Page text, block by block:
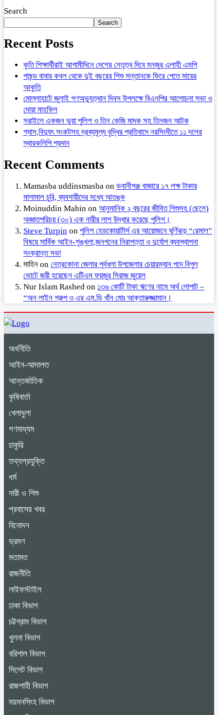
Search
Search
Recent Posts
কৃতি শিক্ষার্থীরাই আগামীদিনে দেশের নেতৃত্ব দিবে মনজুর এলাহী এমপি
পাষন্ড বাবার কবল থেকে দুই বছরের শিশু সন্তানকে ফিরে পেতে মায়ের
আকুতি
মোল্লাহাটে জুলাই গণঅভ্যুত্থান দিবস উপলক্ষে বিএনপির আলোচনা সভা ও
দোয়া মাহফিল
সরাইলে একজন ভুয়া পুলিশ ও তিন কেজি মাদক সহ তিনজন আটক
গ্যাস,বিদ্যুৎ সংকটসহ দ্রব্যমূল্য বৃদ্ধির প্রতিবাদে নরসিংদীতে ১১ দলের
স্বারকলিপি প্রদান
Recent Comments
Mamasba uddinsmasba on ভবানীগঞ্জ বাজারে ১৭ লক্ষ টাকার
মালামাল চুরি, ব্যবসায়ীদের মধ্যে আতঙ্ক
Moinuddin Mahin on আনুমানিক ২ বছরের জীবিত শিশুসহ (ছেলে)
অজ্ঞাতপরিচয় (৩০) এক নারীর লাশ উদ্ধার করেছে পুলিশ।
Steve Turpin on পুলিশ হেডকোয়ার্টার্স এর আয়োজনে ঘূর্ণিঝড় “রেমাল”
বিষয়ে সার্বিক আইন-শৃঙ্খলা,জনগনের নিরাপত্তা ও দুর্যোগ ব্যবস্থাপনা
সংক্রান্ত সভা
মাহিন on নেত্রকোনা জেলার পূর্বধলা উপজেলার চেয়ারম্যান পদে বিপুল
ভোটে জয়ী হয়েছেন এটিএম ফয়জুর সিরাজ জুয়েল
Nur Islam Rashed on ১৩৬ কোটি টাকা ঋণের নামে অর্থ লোপাট –
“অন লাইন গ্রুপ ও এর এম.ডি খাঁন মোঃ আক্তারুজ্জামান।
অর্থনীতি
আইন-আদালত
আন্তর্জাতিক
কৃষিবার্তা
খেলাধুলা
গণমাধ্যম
চাকুরি
তথ্যপ্রযুক্তি
ধর্ম
নারী ও শিশু
প্রবাসের খবর
বিনোদন
ভ্রমণ
মতামত
রাজনীতি
লাইফস্টাইল
ঢাকা বিভাগ
চট্টগ্রাম বিভাগ
খুলনা বিভাগ
বরিশাল বিভাগ
সিলেট বিভাগ
রাজশাহী বিভাগ
ময়মনসিংহ বিভাগ